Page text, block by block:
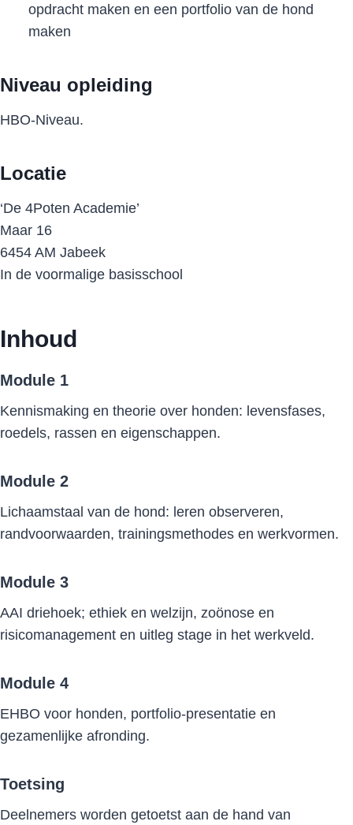
opdracht maken en een portfolio van de hond
maken
Niveau opleiding
HBO-Niveau.
Locatie
‘De 4Poten Academie’
Maar 16
6454 AM Jabeek
In de voormalige basisschool
Inhoud
Module 1
Kennismaking en theorie over honden: levensfases,
roedels, rassen en eigenschappen.
Module 2
Lichaamstaal van de hond: leren observeren,
randvoorwaarden, trainingsmethodes en werkvormen.
Module 3
AAI driehoek; ethiek en welzijn, zoönose en
risicomanagement en uitleg stage in het werkveld.
Module 4
EHBO voor honden, portfolio-presentatie en
gezamenlijke afronding.
Toetsing
Deelnemers worden getoetst aan de hand van